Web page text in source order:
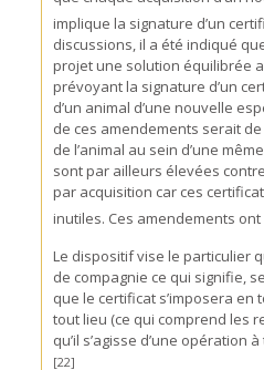
implique la signature d’un
discussions, il a été indiqué
projet une solution équilibrée
prévoyant la signature d’un
d’un animal d’une nouvelle
de ces amendements serait
de l’animal au sein d’une
sont par ailleurs élevées
par acquisition car ces
inutiles. Ces amendements
Le dispositif vise le particulier
de compagnie ce qui signifie,
que le certificat s’imposera en
tout lieu (ce qui comprend les
qu’il s’agisse d’une opération
[22]